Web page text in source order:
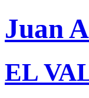
Juan
EL